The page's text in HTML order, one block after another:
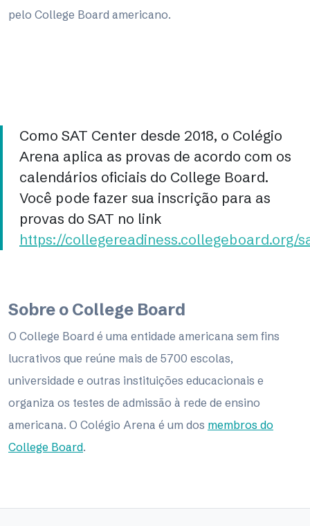
pelo College Board americano.
Como SAT Center desde 2018, o Colégio
Arena aplica as provas de acordo com os
calendários oficiais do College Board.
Você pode fazer sua inscrição para as
provas do SAT no link
https://collegereadiness.collegeboard.org/
Sobre o College Board
O College Board é uma entidade americana sem fins
lucrativos que reúne mais de 5700 escolas,
universidade e outras instituições educacionais e
organiza os testes de admissão à rede de ensino
americana. O Colégio Arena é um dos membros do
College Board.